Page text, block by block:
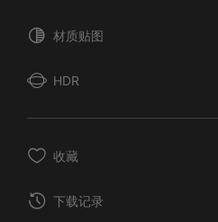
材质贴图
HDR
收藏
下载记录